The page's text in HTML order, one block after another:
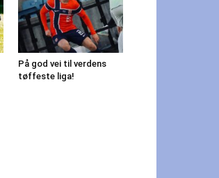
På god vei til verdens
tøffeste liga!